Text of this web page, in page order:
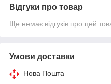
Відгуки про товар
Ще немає відгуків про цей
Умови доставки
Нова Пошта